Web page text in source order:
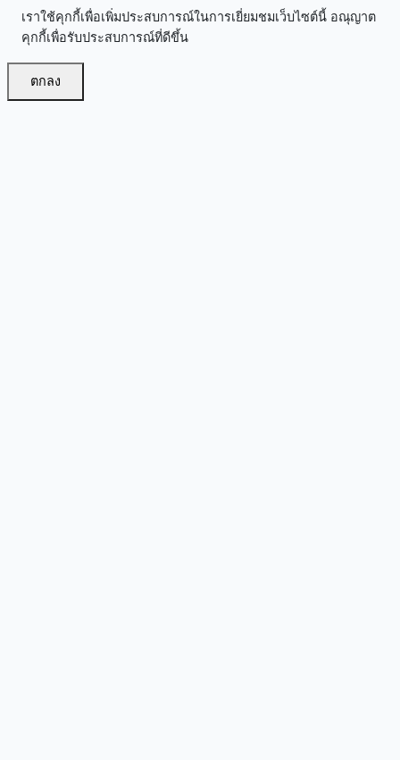
เราใช้คุกกี้เพื่อเพิ่มประสบการณ์ในการเยี่ยมชมเว็บไซต์นี้ อณุญาต
คุกกี้เพื่อรับประสบการณ์ที่ดีขึ้น
ตกลง